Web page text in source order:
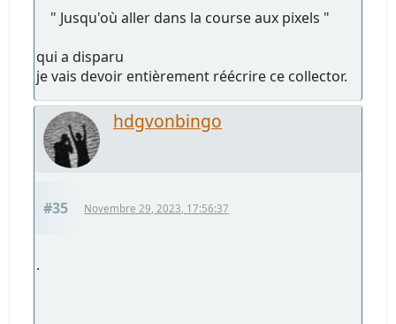
" Jusqu'où aller dans la course aux pixels "
qui a disparu
je vais devoir entièrement réécrire ce collector.
hdgvonbingo
#35 Novembre 29, 2023, 17:56:37
.